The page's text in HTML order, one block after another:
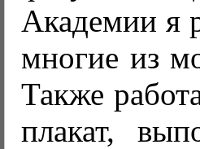
Академии я
многие из
Также
плакат,